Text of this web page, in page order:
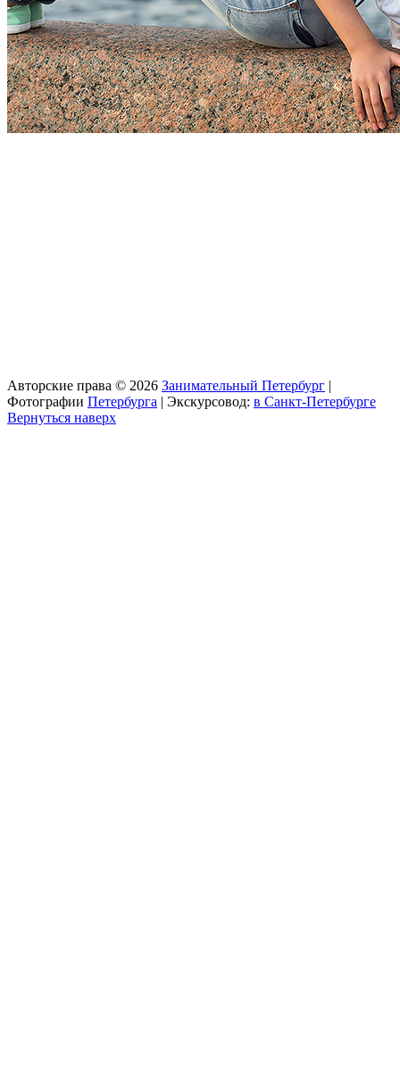
Авторские права © 2026 Занимательный Петербург |
Фотографии Петербурга | Экскурсовод: в Санкт-Петербурге
Вернуться наверх